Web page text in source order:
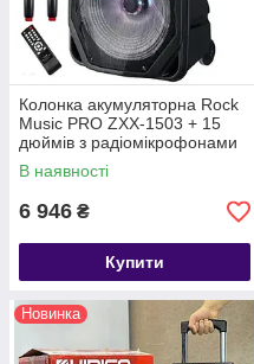
Колонка акумуляторна Rock
Music PRO ZXX-1503 + 15
дюймів з радіомікрофонами
180 W (FM/USB/Bluetooth)
В наявності
6 946 ₴
Купити
Новинка